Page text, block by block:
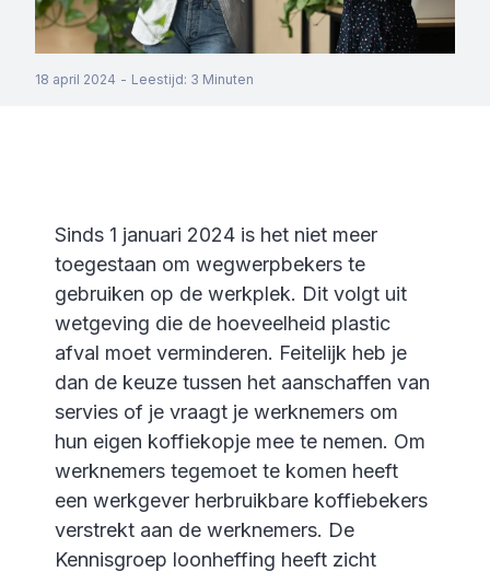
18 april 2024 - Leestijd: 3 Minuten
Sinds 1 januari 2024 is het niet meer
toegestaan om wegwerpbekers te
gebruiken op de werkplek. Dit volgt uit
wetgeving die de hoeveelheid plastic
afval moet verminderen. Feitelijk heb je
dan de keuze tussen het aanschaffen van
servies of je vraagt je werknemers om
hun eigen koffiekopje mee te nemen. Om
werknemers tegemoet te komen heeft
een werkgever herbruikbare koffiebekers
verstrekt aan de werknemers. De
Kennisgroep loonheffing heeft zicht